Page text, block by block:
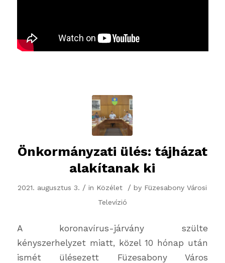
Önkormányzati ülés: tájházat
alakítanak ki
2021. augusztus 3. / in Közélet / by Füzesabony Városi
Televízió
A koronavírus-járvány szülte
kényszerhelyzet miatt, közel 10 hónap után
ismét ülésezett Füzesabony Város